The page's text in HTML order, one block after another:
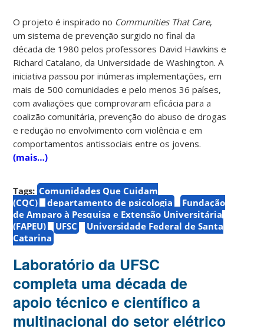
O projeto é inspirado no Communities That Care,
um sistema de prevenção surgido no final da
década de 1980 pelos professores David Hawkins e
Richard Catalano, da Universidade de Washington. A
iniciativa passou por inúmeras implementações, em
mais de 500 comunidades e pelo menos 36 países,
com avaliações que comprovaram eficácia para a
coalizão comunitária, prevenção do abuso de drogas
e redução no envolvimento com violência e em
comportamentos antissociais entre os jovens.
(mais…)
Tags: Comunidades Que Cuidam
(CQC)
departamento de psicologia
Fundação
de Amparo à Pesquisa e Extensão Universitária
(FAPEU)
UFSC
Universidade Federal de Santa
Catarina
Laboratório da UFSC
completa uma década de
apoio técnico e científico a
multinacional do setor elétrico